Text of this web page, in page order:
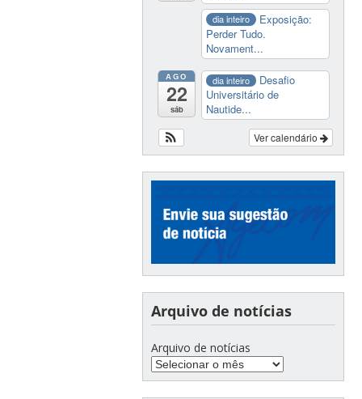
dia inteiro
Exposição:
Perder Tudo.
Novament...
AGO
22
sáb
dia inteiro
Desafio
Universitário de
Nautide...
Ver calendário
Arquivo de notícias
Arquivo de notícias